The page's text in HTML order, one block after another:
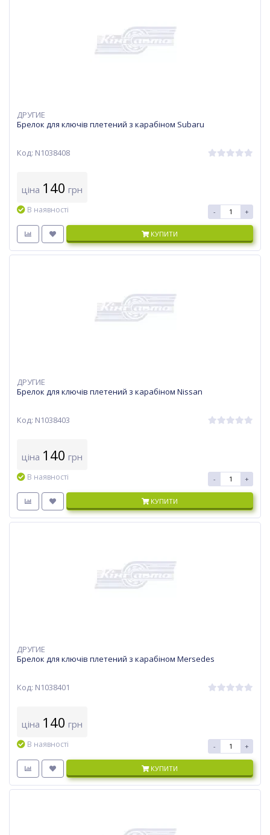
ДРУГИЕ
Брелок для ключів плетений з карабіном Subaru
Код: N1038408
ціна 140 грн
В наявності - +
КУПИТИ
ДРУГИЕ
Брелок для ключів плетений з карабіном Nissan
Код: N1038403
ціна 140 грн
В наявності - +
КУПИТИ
ДРУГИЕ
Брелок для ключів плетений з карабіном Mersedes
Код: N1038401
ціна 140 грн
В наявності - +
КУПИТИ